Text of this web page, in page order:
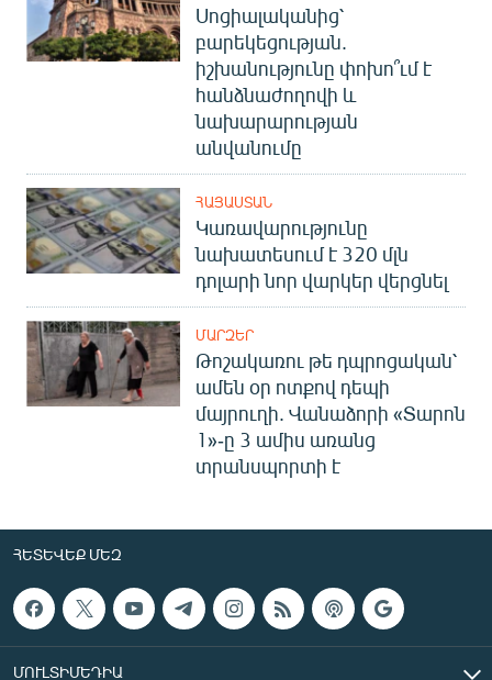
Սոցիալականից՝
բարեկեցության.
իշխանությունը փոխո՞ւմ է
հանձնաժողովի և
նախարարության
անվանումը
ՀԱՅԱՍՏԱՆ
Կառավարությունը
նախատեսում է 320 մլն
դոլարի նոր վարկեր վերցնել
ՄԱՐԶԵՐ
Թոշակառու թե դպրոցական՝
ամեն օր ոտքով դեպի
մայրուղի. Վանաձորի «Տարոն
1»-ը 3 ամիս առանց
տրանսպորտի է
ՀԵՏԵՎԵՔ ՄԵԶ
ՄՈՒԼՏԻՄԵԴԻԱ